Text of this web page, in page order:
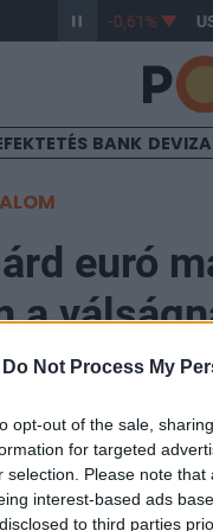
Do Not Process My
opt-out of the sale,
for targeted
selection. Please note
interest-based ads
to third parties
363,17 -0,61%
BANK DEVIZA
euró
a
120 milliárd
a német